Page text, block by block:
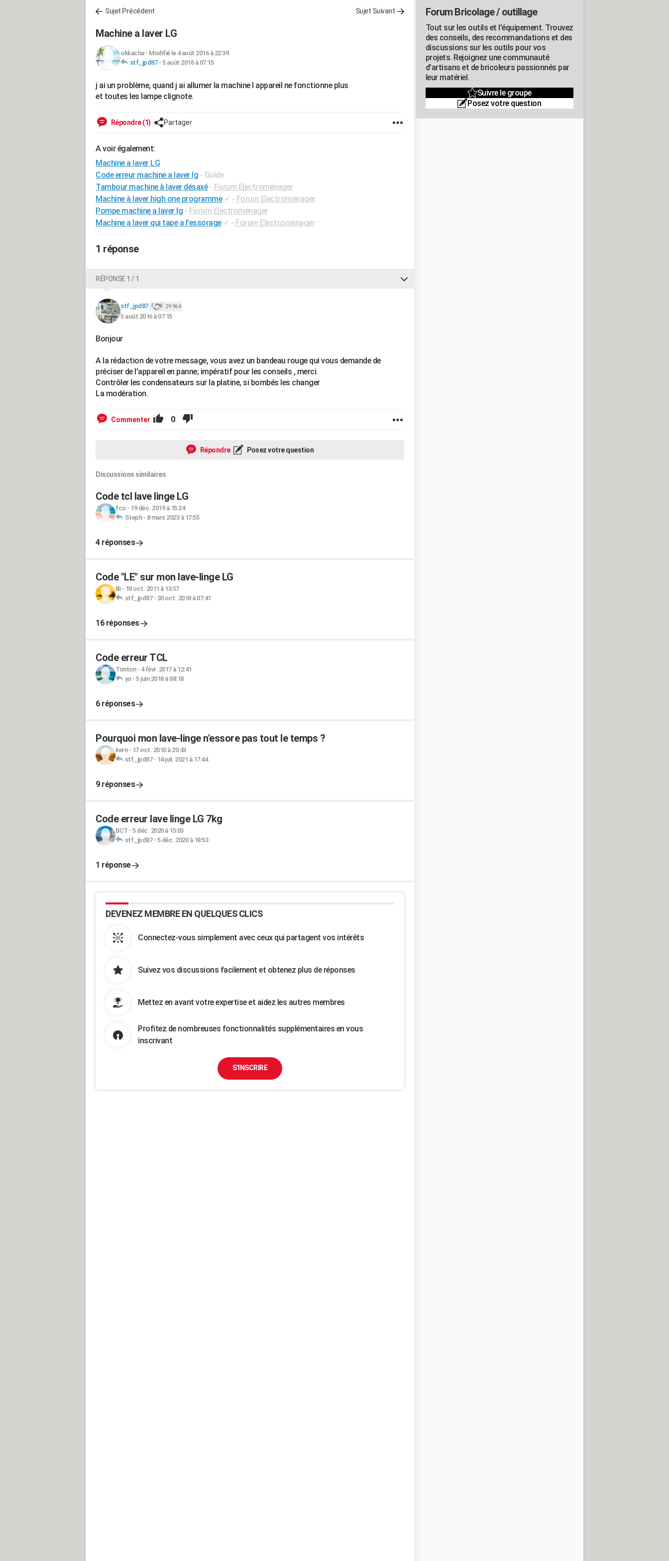
Sujet Précédent Sujet Suivant
Machine a laver LG
okkacha- Modifié le 4 août 2016 à 22:39
stf_jpd87- 5 août 2016 à 07:15
j ai un problème, quand j ai allumer la machine l appareil ne fonctionne plus
et toutes les lampe clignote.
Répondre (1) Partager
A voir également:
Machine a laver LG
Code erreur machine a laver lg - Guide
Tambour machine à laver désaxé - Forum Electroménager
Machine à laver high one programme ✓ - Forum Electroménager
Pompe machine a laver lg - Forum Electroménager
Machine a laver qui tape a l'essorage ✓ - Forum Electroménager
1 réponse
RÉPONSE 1 / 1
stf_jpd87 29 964
5 août 2016 à 07:15
Bonjour
A la rédaction de votre message, vous avez un bandeau rouge qui vous demande de
préciser de l'appareil en panne; impératif pour les conseils , merci.
Contrôler les condensateurs sur la platine, si bombés les changer
La modération.
Commenter 0
Répondre Posez votre question
Discussions similaires
Code tcl lave linge LG
fco- 19 déc. 2019 à 15:24
Steph- 8 mars 2023 à 17:55
4 réponses
Code "LE" sur mon lave-linge LG
lili- 18 oct. 2011 à 13:57
stf_jpd87- 30 oct. 2018 à 07:41
16 réponses
Code erreur TCL
Tonton- 4 févr. 2017 à 12:41
yo- 5 juin 2018 à 08:18
6 réponses
Pourquoi mon lave-linge n'essore pas tout le temps ?
kern- 17 oct. 2010 à 20:43
stf_jpd87- 14 juil. 2021 à 17:44
9 réponses
Code erreur lave linge LG 7kg
BCT - 5 déc. 2020 à 15:03
stf_jpd87- 5 déc. 2020 à 18:53
1 réponse
DEVENEZ MEMBRE EN QUELQUES CLICS
Connectez-vous simplement avec ceux qui partagent vos intérêts
Suivez vos discussions facilement et obtenez plus de réponses
Mettez en avant votre expertise et aidez les autres membres
Profitez de nombreuses fonctionnalités supplémentaires en vous
inscrivant
S'INSCRIRE
Forum Bricolage / outillage
Tout sur les outils et l'équipement. Trouvez
des conseils, des recommandations et des
discussions sur les outils pour vos
projets. Rejoignez une communauté
d'artisans et de bricoleurs passionnés par
leur matériel.
Suivre le groupe
Posez votre question